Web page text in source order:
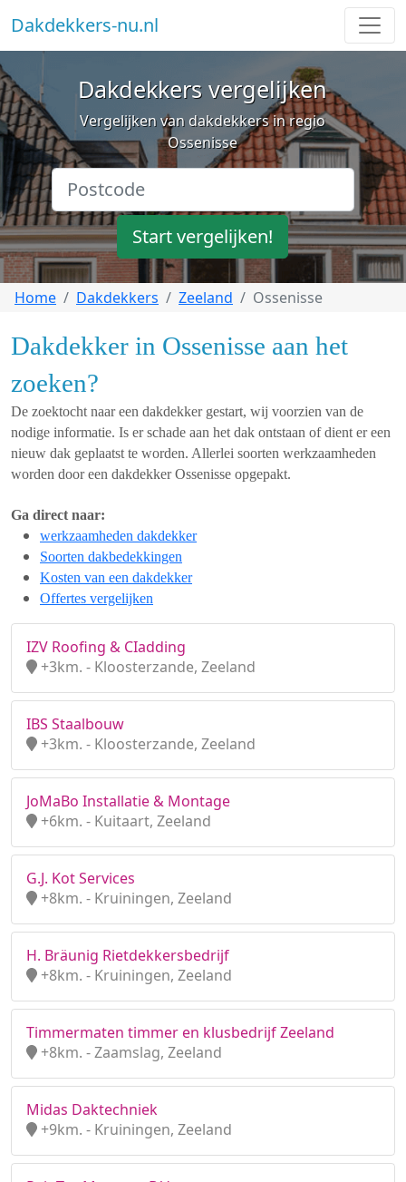
Dakdekkers-nu.nl
Dakdekkers vergelijken
Vergelijken van dakdekkers in regio
Ossenisse
Start vergelijken!
Home Dakdekkers Zeeland Ossenisse
Dakdekker in Ossenisse aan het
zoeken?
De zoektocht naar een dakdekker gestart, wij voorzien van de
nodige informatie. Is er schade aan het dak ontstaan of dient er een
nieuw dak geplaatst te worden. Allerlei soorten werkzaamheden
worden door een dakdekker Ossenisse opgepakt.
Ga direct naar:
werkzaamheden dakdekker
Soorten dakbedekkingen
Kosten van een dakdekker
Offertes vergelijken
IZV Roofing & CIadding
+3km. - Kloosterzande, Zeeland
IBS Staalbouw
+3km. - Kloosterzande, Zeeland
JoMaBo Installatie & Montage
+6km. - Kuitaart, Zeeland
G.J. Kot Services
+8km. - Kruiningen, Zeeland
H. Bräunig Rietdekkersbedrijf
+8km. - Kruiningen, Zeeland
Timmermaten timmer en klusbedrijf Zeeland
+8km. - Zaamslag, Zeeland
Midas Daktechniek
+9km. - Kruiningen, Zeeland